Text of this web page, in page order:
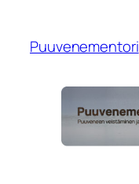
Puuvenementori